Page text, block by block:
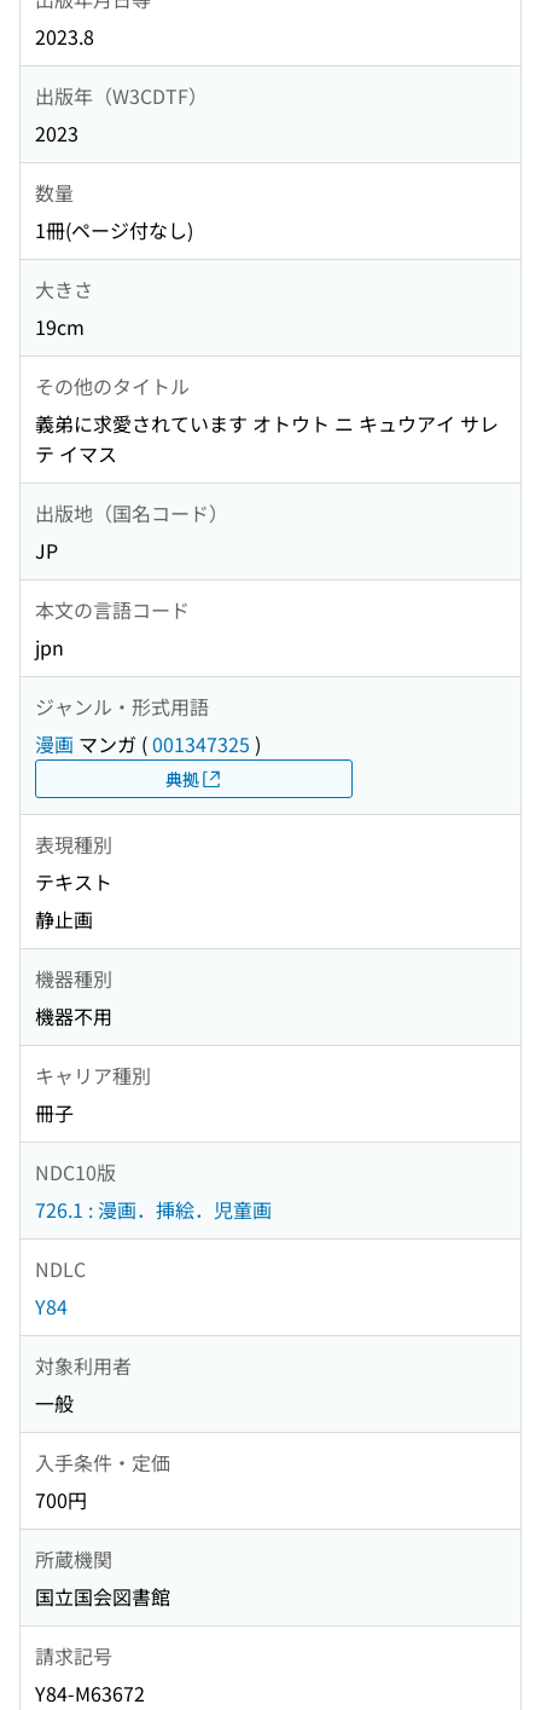
2023.8
出版年（W3CDTF）
2023
数量
1冊(ページ付なし)
大きさ
19cm
その他のタイトル
義弟に求愛されています オトウト ニ キュウアイ サレ
テ イマス
出版地（国名コード）
JP
本文の言語コード
jpn
ジャンル・形式用語
漫画 マンガ (001347325 )
典拠
表現種別
テキスト
静止画
機器種別
機器不用
キャリア種別
冊子
NDC10版
726.1 : 漫画．挿絵．児童画
NDLC
Y84
対象利用者
一般
入手条件・定価
700円
所蔵機関
国立国会図書館
請求記号
Y84-M63672